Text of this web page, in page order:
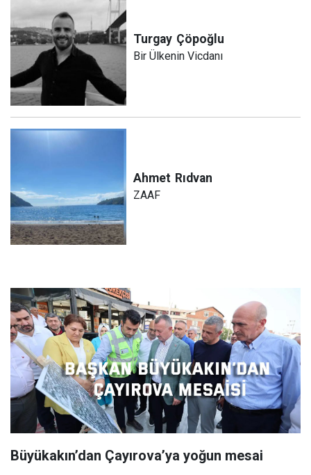
Turgay Çöpoğlu
Bir Ülkenin Vicdanı
Ahmet Rıdvan
ZAAF
Büyükakın’dan Çayırova’ya yoğun mesai